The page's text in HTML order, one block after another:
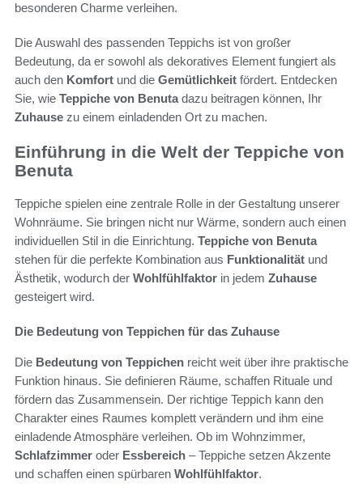
besonderen Charme verleihen.
Die Auswahl des passenden Teppichs ist von großer
Bedeutung, da er sowohl als dekoratives Element fungiert als
auch den Komfort und die Gemütlichkeit fördert. Entdecken
Sie, wie Teppiche von Benutadazu beitragen können, Ihr
Zuhause zu einem einladenden Ort zu machen.
Einführung in die Welt der Teppiche von
Benuta
Teppiche spielen eine zentrale Rolle in der Gestaltung unserer
Wohnräume. Sie bringen nicht nur Wärme, sondern auch einen
individuellen Stil in die Einrichtung. Teppiche von Benuta
stehen für die perfekte Kombination aus Funktionalität und
Ästhetik, wodurch der Wohlfühlfaktor in jedem Zuhause
gesteigert wird.
Die Bedeutung von Teppichen für das Zuhause
Die Bedeutung von Teppichen reicht weit über ihre praktische
Funktion hinaus. Sie definieren Räume, schaffen Rituale und
fördern das Zusammensein. Der richtige Teppich kann den
Charakter eines Raumes komplett verändern und ihm eine
einladende Atmosphäre verleihen. Ob im Wohnzimmer,
Schlafzimmer oder Essbereich – Teppiche setzen Akzente
und schaffen einen spürbaren Wohlfühlfaktor.